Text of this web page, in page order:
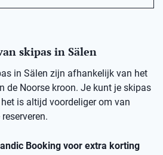
skipas in Sälen
in Sälen zijn afhankelijk van het
de Noorse kroon. Je kunt je skipas
is altijd voordeliger om van
Booking voor extra korting